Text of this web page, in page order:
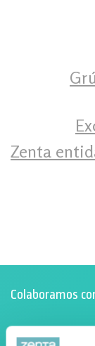
Zenta
Colaboramos